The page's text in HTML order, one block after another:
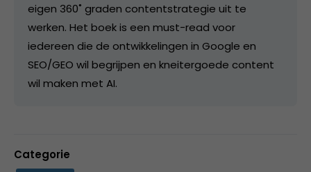
eigen 360˚ graden contentstrategie uit te
werken. Het boek is een must-read voor
iedereen die de ontwikkelingen in Google en
SEO/GEO wil begrijpen en kneitergoede content
wil maken met AI.
Categorie